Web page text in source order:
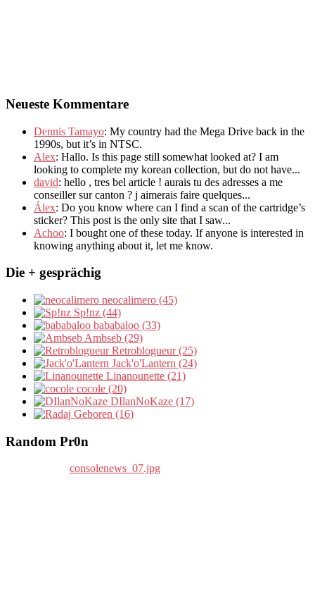
Neueste Kommentare
Dennis Tamayo: My country had the Mega Drive back in the
1990s, but it’s in NTSC.
Alex: Hallo. Is this page still somewhat looked at? I am
looking to complete my korean collection, but do not have...
david: hello , tres bel article ! aurais tu des adresses a me
conseiller sur canton ? j aimerais faire quelques...
Álex: Do you know where can I find a scan of the cartridge’s
sticker? This post is the only site that I saw...
Achoo: I bought one of these today. If anyone is interested in
knowing anything about it, let me know.
Die + gesprächig
neocalimero (45)
Sp!nz (44)
bababaloo (33)
Ambseb (29)
Retroblogueur (25)
Jack'o'Lantern (24)
Linanounette (21)
cocole (20)
DIlanNoKaze (17)
Geboren (16)
Random Pr0n